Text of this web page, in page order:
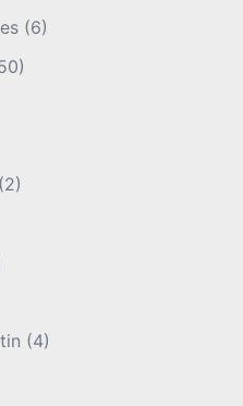
(6)
(2)
(4)